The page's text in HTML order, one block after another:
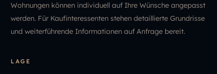
Wohnungen können individuell auf Ihre Wünsche angepasst
werden. Für Kaufinteressenten stehen detaillierte Grundrisse
und weiterführende Informationen auf Anfrage bereit.
LAGE